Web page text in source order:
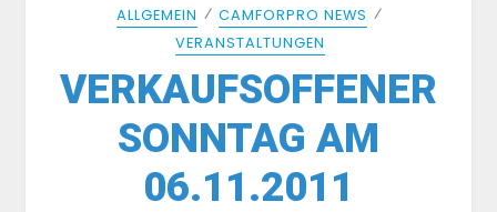
ALLGEMEIN ⁄ CAMFORPRO NEWS ⁄
VERANSTALTUNGEN
VERKAUFSOFFENER
SONNTAG AM
06.11.2011